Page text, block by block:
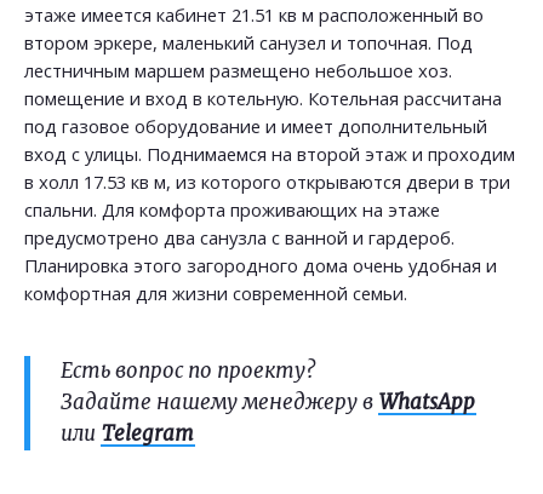
этаже имеется кабинет 21.51 кв м расположенный во
втором эркере, маленький санузел и топочная. Под
лестничным маршем размещено небольшое хоз.
помещение и вход в котельную. Котельная рассчитана
под газовое оборудование и имеет дополнительный
вход с улицы. Поднимаемся на второй этаж и проходим
в холл 17.53 кв м, из которого открываются двери в три
спальни. Для комфорта проживающих на этаже
предусмотрено два санузла с ванной и гардероб.
Планировка этого загородного дома очень удобная и
комфортная для жизни современной семьи.
Есть вопрос по проекту?
Задайте нашему менеджеру в WhatsApp
или Telegram